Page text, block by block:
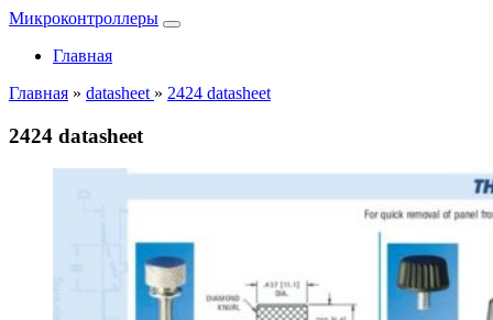
Микроконтроллеры
Главная
Главная » datasheet » 2424 datasheet
2424 datasheet